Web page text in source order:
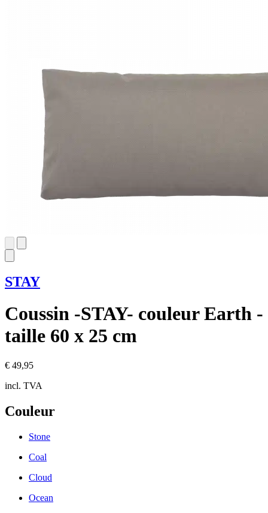
STAY
Coussin -STAY- couleur Earth -
taille 60 x 25 cm
€ 49,95
incl. TVA
Couleur
Stone
Coal
Cloud
Ocean